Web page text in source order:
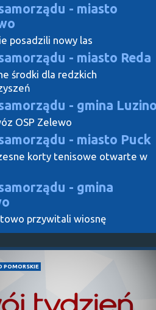
- miasto
posadzili nowy las
- miasto Reda
środki dla redzkich
- gmina
OSP Zelewo
- miasto Puck
korty tenisowe otwarte w
- gmina
przywitali wiosnę
POMORSKIE